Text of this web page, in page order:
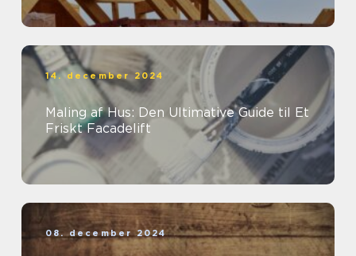
14. december 2024
Maling af Hus: Den Ultimative Guide til Et
Friskt Facadelift
08. december 2024